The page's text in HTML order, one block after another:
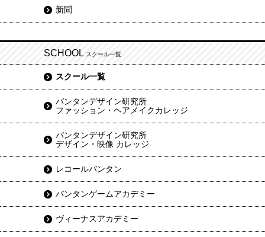
新聞
SCHOOL スクール一覧
スクール一覧
バンタンデザイン研究所
ファッション・ヘアメイクカレッジ
バンタンデザイン研究所
デザイン・映像 カレッジ
レコールバンタン
バンタンゲームアカデミー
ヴィーナスアカデミー